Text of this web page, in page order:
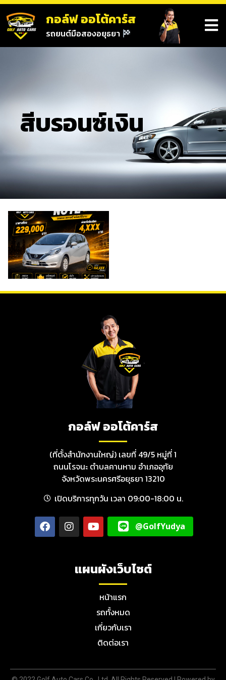
กอล์ฟ ออโต้คาร์ส
รถยนต์มือสองอยุธยา
สีบรอนซ์เงิน
กอล์ฟ ออโต้คาร์ส
(ที่ตั้งสำนักงานใหญ่) เลขที่ 49/5 หมู่ที่ 1
ถนนโรจนะ ตำบลคานหาม อำเภออุทัย
จังหวัดพระนครศรีอยุธยา 13210
เปิดบริการทุกวัน เวลา 09:00-18:00 น.
@GolfYudya
แผนผังเว็บไซต์
หน้าแรก
รถทั้งหมด
เกี่ยวกับเรา
ติดต่อเรา